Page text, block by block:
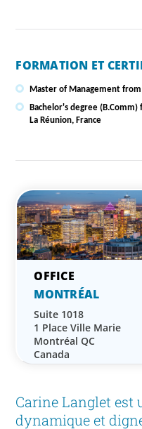
Carine Langlet est
dynamique et
FORMATION ET
Master of Management
Bachelor's degree
La Réunion, France
MONTRÉAL
Suite 1018
1 Place Ville Marie
Montréal QC
Canada